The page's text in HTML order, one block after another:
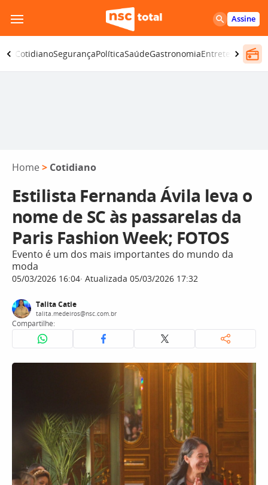
para
o
conteúdo
Assine
CotidianoSegurançaPolíticaSaúdeGastronomiaEntretenimento
Home > Cotidiano
Estilista Fernanda Ávila leva o
nome de SC às passarelas da
Paris Fashion Week; FOTOS
Evento é um dos mais importantes do mundo da
moda
05/03/2026 16:04 Atualizada 05/03/2026 17:32
Talita Catie
talita.medeiros@nsc.com.br
Compartilhe: